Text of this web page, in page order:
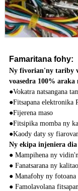
Famaritana fohy:
Ny fivorian'ny tariby
voasedra 100%
●Vokatra natsangana
●Fitsapana elektronika
●Fijerena maso
●Fitsipika momba ny
●Kaody daty sy
Ny ekipa injeniera
● Mampihena ny
● Fanatsarana ny
● Manafohy ny
● Famolavolana